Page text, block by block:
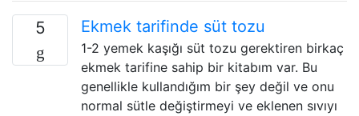
5 Ekmek tarifinde süt tozu
1-2 yemek kaşığı süt tozu gerektiren birkaç
ekmek tarifine sahip bir kitabım var. Bu
genellikle kullandığım bir şey değil ve onu
normal sütle değiştirmeyi ve eklenen sıvıyı